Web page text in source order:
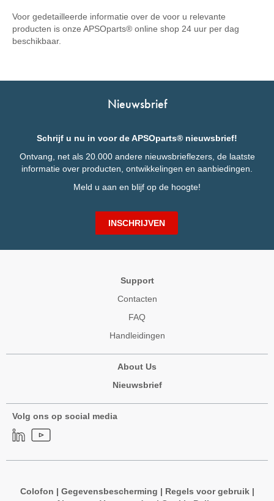
Voor gedetailleerde informatie over de voor u relevante
producten is onze APSOparts® online shop 24 uur per dag
beschikbaar.
Nieuwsbrief
Schrijf u nu in voor de APSOparts® nieuwsbrief!
Ontvang, net als 20.000 andere nieuwsbrieflezers, de laatste
informatie over producten, ontwikkelingen en aanbiedingen.
Meld u aan en blijf op de hoogte!
INSCHRIJVEN
Support
Contacten
FAQ
Handleidingen
About Us
Nieuwsbrief
Volg ons op social media
Colofon | Gegevensbescherming | Regels voor gebruik|